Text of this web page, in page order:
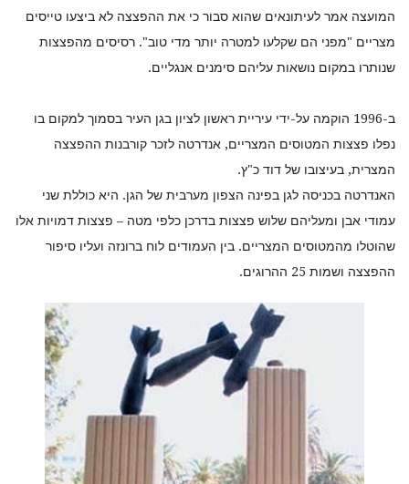
המועצה אמר לעיתונאים שהוא סבור כי את ההפצצה לא ביצעו טייסים
מצריים "מפני הם שקלעו למטרה יותר מדי טוב". רסיסים מהפצצות
שנותרו במקום נושאות עליהם סימנים אנגליים.
ב-1996 הוקמה על-ידי עיריית ראשון לציון בגן העיר בסמוך למקום בו
נפלו פצצות המטוסים המצריים, אנדרטה לזכר קורבנות ההפצצה
המצרית, בעיצובו של דוד כ"ץ.
האנדרטה בכניסה לגן בפינה הצפון מערבית של הגן. היא כוללת שני
עמודי אבן ומעליהם שלוש פצצות בדרכן כלפי מטה – פצצות דמויות אלו
שהוטלו מהמטוסים המצריים. בין העמודים לוח ברונזה ועליו סיפור
ההפצצה ושמות 25 ההרוגים.